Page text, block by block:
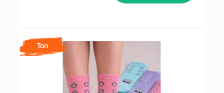
Топ